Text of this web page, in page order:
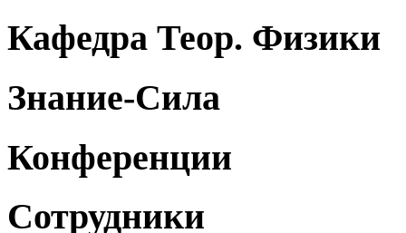
Кафедра Теор. Физики
Знание-Сила
Конференции
Сотрудники